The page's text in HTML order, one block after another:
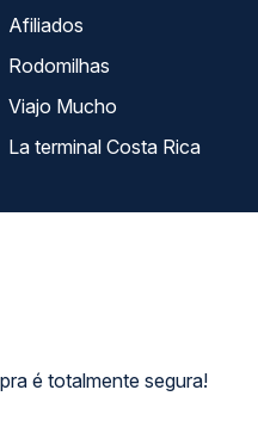
é totalmente segura!
Afiliados
Rodomilhas
Viajo Mucho
La terminal Costa Rica